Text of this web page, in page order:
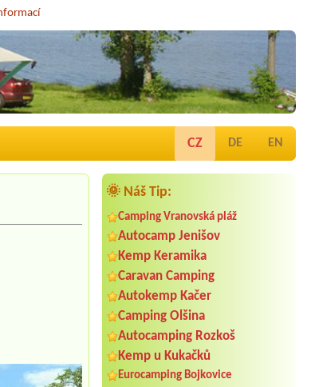
CZ DE EN
🌞 Náš Tip:
Camping Vranovská pláž
Autocamp Jenišov
Kemp Keramika
Caravan Camping
Autokemp Kačer
Camping Olšina
Autocamping Rozkoš
Kemp u Kukačků
Eurocamping Bojkovice